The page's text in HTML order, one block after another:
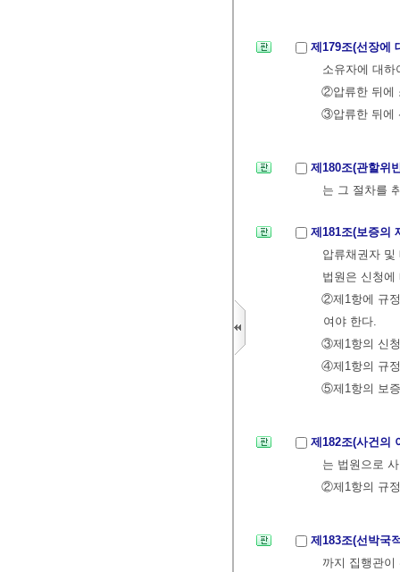
제179조(선장에
소유자에 대
②압류한 뒤에
③압류한 뒤에
제180조(관할위
는 그 절차를
제181조(보증의
압류채권자
법원은 신청
②제1항에 규
여야 한다.
③제1항의 신
④제1항의 규
⑤제1항의 보
제182조(사건의
는 법원으로
②제1항의 규
제183조(선박국
까지 집행관